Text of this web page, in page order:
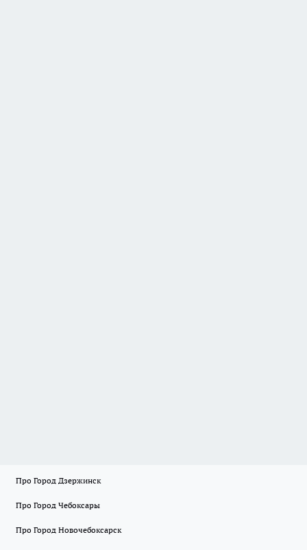
Про Город Дзержинск
Про Город Чебоксары
Про Город Новочебоксарск